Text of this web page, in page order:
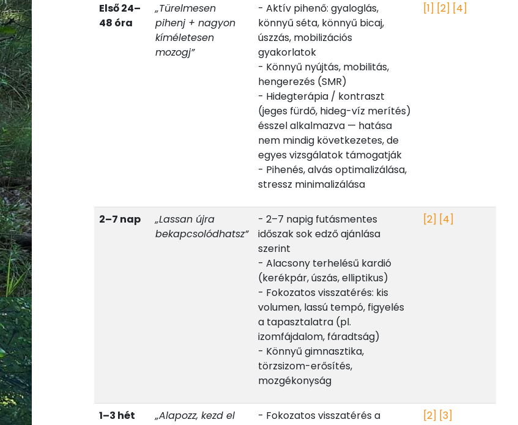
Első 24–
48 óra
„Türelmesen
pihenj + nagyon
kíméletesen
mozogj”
- Aktív pihenő: gyaloglás,
könnyű séta, könnyű bicaj,
úszzás, mobilizációs
gyakorlatok
- Könnyű nyújtás, mobilitás,
hengerezés (SMR)
- Hidegterápia / kontraszt
(jeges fürdő, hideg-víz merítés)
ésszel alkalmazva — hatása
nem mindig következetes, de
egyes vizsgálatok támogatják
- Pihenés, alvás optimalizálása,
stressz minimalizálása
[1] [2] [4]
2–7 nap
„Lassan újra
bekapcsolódhatsz”
- 2–7 napig futásmentes
időszak sok edző ajánlása
szerint
- Alacsony terhelésű kardió
(kerékpár, úszás, elliptikus)
- Fokozatos visszatérés: kis
volumen, lassú tempó, figyelés
a tapasztalatra (pl.
izomfájdalom, fáradtság)
- Könnyű gimnasztika,
törzsizom-erősítés,
mozgékonyság
[2] [4]
1–3 hét
„Alapozz, kezd el
- Fokozatos visszatérés a
[2] [3]